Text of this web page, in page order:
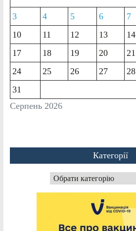
Серпень 2026
3
4 5 6 7
10
11 12 13 14
17
18 19 20 21
24
25 26 27 28
31
Категорії
Категорії